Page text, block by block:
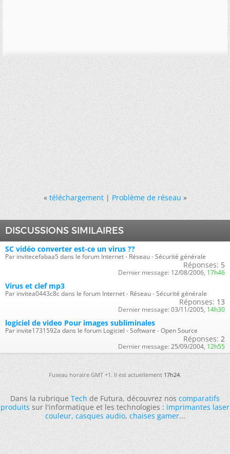
« téléchargement|Problème de réseau »
DISCUSSIONS SIMILAIRES
SC vidéo converter est-ce un virus ??
Par invitecefabaa5 dans le forum Internet - Réseau - Sécurité générale
Réponses: 5
Dernier message: 12/08/2006, 17h46
Virus et clef mp3
Par invitea0443c8c dans le forum Internet - Réseau - Sécurité générale
Réponses: 13
Dernier message: 03/11/2005, 14h30
logiciel de video Pour images subliminales
Par invite1731592a dans le forum Logiciel - Software - Open Source
Réponses: 2
Dernier message: 25/09/2004, 12h55
Fuseau horaire GMT +1. Il est actuellement17h24.
Dans la rubriqueTechde Futura, découvrez noscomparatifs
produitssur l'informatique et les technologies :imprimantes laser
couleur,casques audio,chaises gamer...